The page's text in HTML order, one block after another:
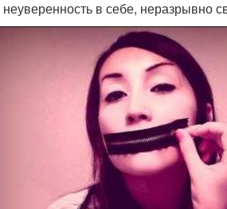
в себе, неразрывно